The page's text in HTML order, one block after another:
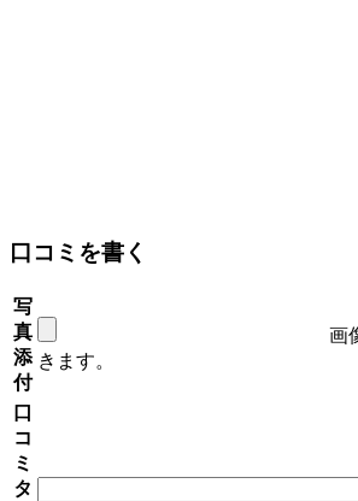
口コミを書く
写
真
添
付
画
きます。
口
コ
ミ
タ